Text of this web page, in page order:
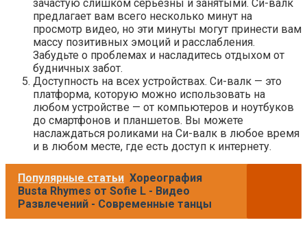
зачастую слишком серьезны и занятыми. Си-валк
предлагает вам всего несколько минут на
просмотр видео, но эти минуты могут принести вам
массу позитивных эмоций и расслабления.
Забудьте о проблемах и насладитесь отдыхом от
будничных забот.
Доступность на всех устройствах. Си-валк — это
платформа, которую можно использовать на
любом устройстве — от компьютеров и ноутбуков
до смартфонов и планшетов. Вы можете
наслаждаться роликами на Си-валк в любое время
и в любом месте, где есть доступ к интернету.
Популярные статьи Хореография
Busta Rhymes от Sofie L - Видео
Развлечений - Современные танцы